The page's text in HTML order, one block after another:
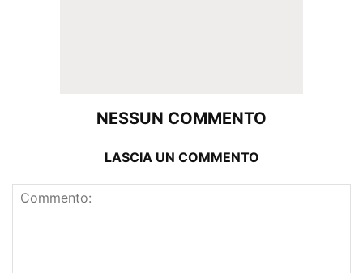
NESSUN COMMENTO
LASCIA UN COMMENTO